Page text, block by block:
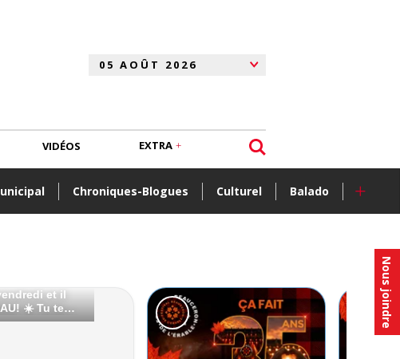
Nous joindre
Chroniques-Blogues Culturel Balado +
VIDÉOS EXTRA